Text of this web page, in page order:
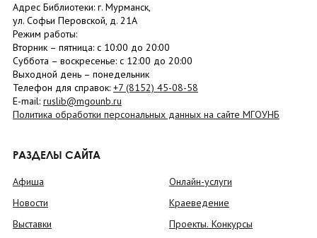
Адрес Библиотеки: г. Мурманск,
ул. Софьи Перовской, д. 21А
Режим работы:
Вторник – пятница: с 10:00 до 20:00
Суббота – воскресенье: c 12:00 до 20:00
Выходной день – понедельник
Телефон для справок: +7 (8152) 45-08-58
E-mail: ruslib@mgounb.ru
Политика обработки персональных данных на сайте МГОУНБ
РАЗДЕЛЫ САЙТА
Афиша
Новости
Выставки
Онлайн-услуги
Краеведение
Проекты. Конкурсы